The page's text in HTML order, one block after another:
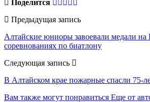
Поделится
Предыдущая запись
Алтайские юниоры завоевали медали на
соревнованиях по биатлону
Следующая запись
В Алтайском крае пожарные спасли 75-
Вам также могут понравиться Еще от